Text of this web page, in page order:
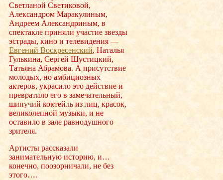
Светланой Светиковой,
Александром Маракулиным,
Андреем Александриным, в
спектакле приняли участие звезды
эстрады, кино и телевидения —
Евгений Воскресенский, Наталья
Гулькина, Сергей Шустицкий,
Татьяна Абрамова. А присутствие
молодых, но амбициозных
актеров, украсило это действие и
превратило его в замечательный,
шипучий коктейль из лиц, красок,
великолепной музыки, и не
оставило в зале равнодушного
зрителя.
Артисты рассказали
занимательную историю, и…
конечно, поозорничали, не без
этого….